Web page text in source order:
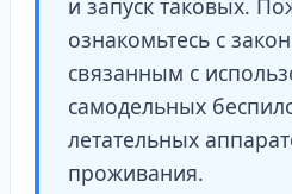
и запуск таковых.
ознакомьтесь с
связанным с
самодельных
летательных
проживания.